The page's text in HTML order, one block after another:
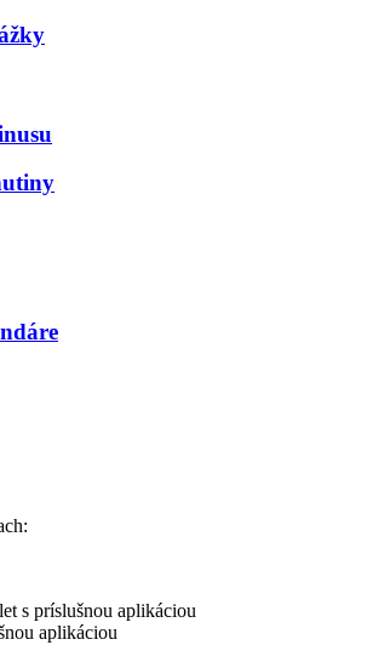
s príslušnou aplikáciou
aplikáciou